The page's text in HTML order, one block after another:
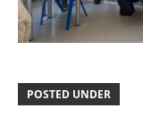
POSTED UNDER